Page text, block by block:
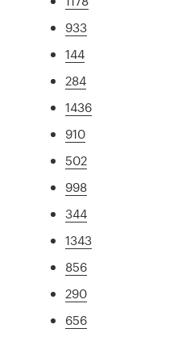
933
144
284
1436
910
502
998
344
1343
856
290
656